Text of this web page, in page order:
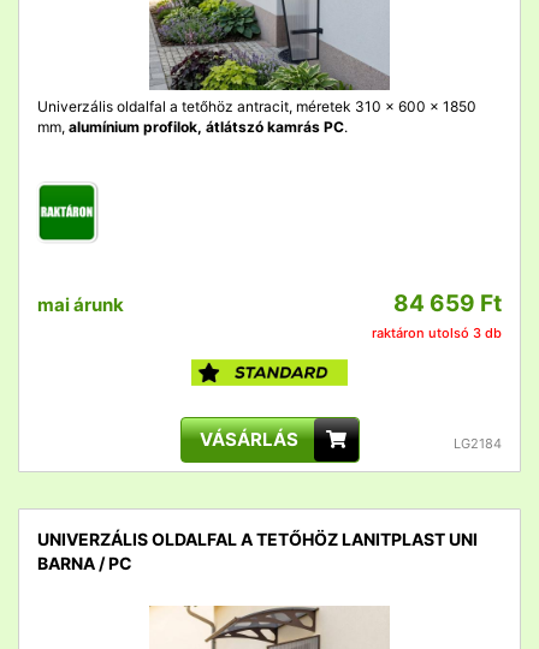
Univerzális oldalfal a tetőhöz antracit, méretek 310 x 600 x 1850
mm, alumínium profilok, átlátszó kamrás PC.
mai árunk 84 659 Ft
raktáron utolsó 3 db
VÁSÁRLÁS LG2184
UNIVERZÁLIS OLDALFAL A TETŐHÖZ LANITPLAST UNI
BARNA / PC